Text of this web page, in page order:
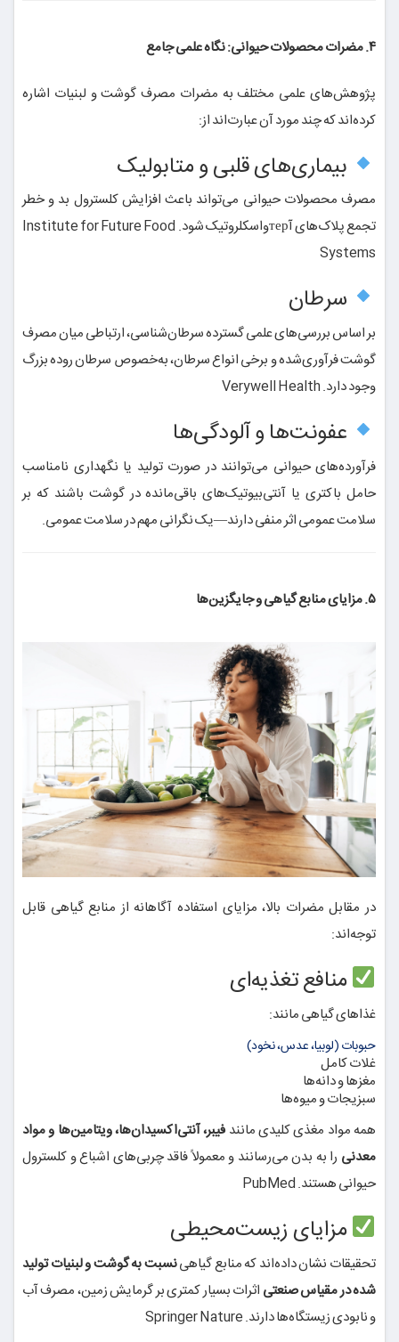
۴. مضرات محصولات حیوانی: نگاه علمی جامع
پژوهش‌های علمی مختلف به مضرات مصرف گوشت و لبنیات اشاره
کرده‌اند که چند مورد آن عبارت‌اند از:
بیماری‌های قلبی و متابولیک
مصرف محصولات حیوانی می‌تواند باعث افزایش کلسترول بد و خطر
تجمع پلاک‌های آтерواسکلروتیک شود.
Institute for Future Food
Systems
سرطان
بر اساس بررسی‌های علمی گسترده سرطان‌شناسی، ارتباطی میان مصرف
گوشت فرآوری‌شده و برخی انواع سرطان، به‌خصوص سرطان روده بزرگ
وجود دارد.Verywell Health
عفونت‌ها و آلودگی‌ها
فرآورده‌های حیوانی می‌توانند در صورت تولید یا نگهداری نامناسب
حامل باکتری یا آنتی‌بیوتیک‌های باقی‌مانده در گوشت باشند که بر
سلامت عمومی اثر منفی دارند—یک نگرانی مهم در سلامت عمومی.
۵. مزایای منابع گیاهی و جایگزین‌ها
در مقابل مضرات بالا، مزایای استفاده آگاهانه از منابع گیاهی قابل
توجه‌اند:
منافع تغذیه‌ای
غذاهای گیاهی مانند:
حبوبات (لوبیا، عدس، نخود)
غلات کامل
مغزها و دانه‌ها
سبزیجات و میوه‌ها
همه مواد مغذی کلیدی مانند فیبر، آنتی‌اکسیدان‌ها، ویتامین‌ها و مواد
معدنی را به بدن می‌رسانند و معمولاً فاقد چربی‌های اشباع و کلسترول
حیوانی هستند.PubMed
مزایای زیست‌محیطی
تحقیقات نشان داده‌اند که منابع گیاهینسبت به گوشت و لبنیات تولید
شده در مقیاس صنعتی اثرات بسیار کمتری بر گرمایش زمین، مصرف آب
و نابودی زیستگاه‌ها دارند.Springer Nature